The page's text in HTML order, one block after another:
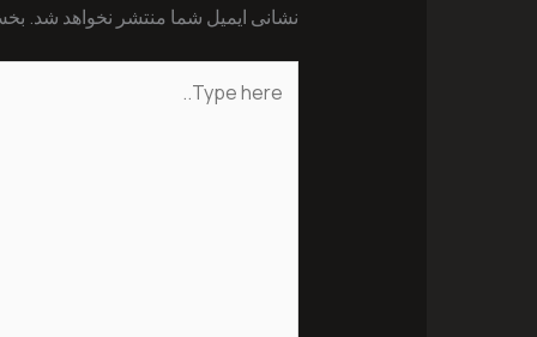
نشانی ایمیل شما منتشر نخواهد شد.
here..